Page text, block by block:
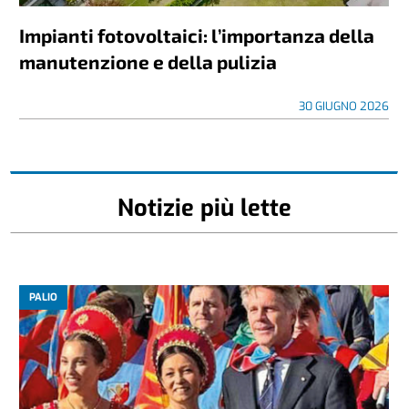
Impianti fotovoltaici: l’importanza della
manutenzione e della pulizia
30 GIUGNO 2026
Notizie più lette
PALIO